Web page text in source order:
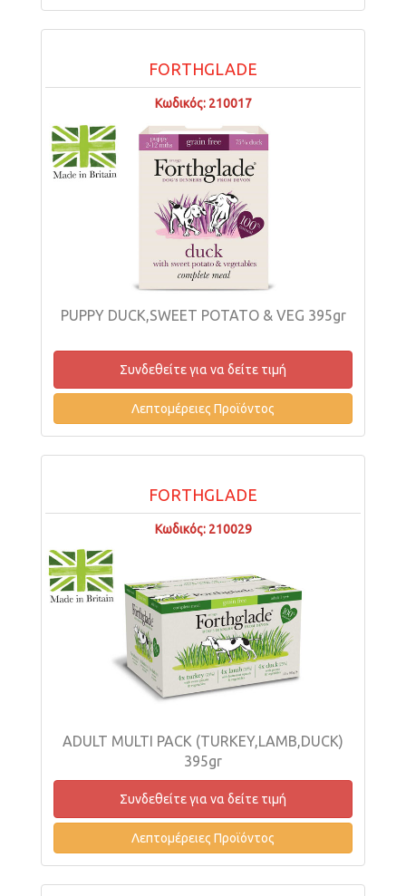
FORTHGLADE
Κωδικός: 210017
PUPPY DUCK,SWEET POTATO & VEG 395gr
Συνδεθείτε για να δείτε τιμή
Λεπτομέρειες Προϊόντος
FORTHGLADE
Κωδικός: 210029
ADULT MULTI PACK (TURKEY,LAMB,DUCK)
395gr
Συνδεθείτε για να δείτε τιμή
Λεπτομέρειες Προϊόντος